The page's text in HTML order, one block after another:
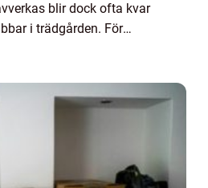
blir dock ofta kvar
i trädgården. För